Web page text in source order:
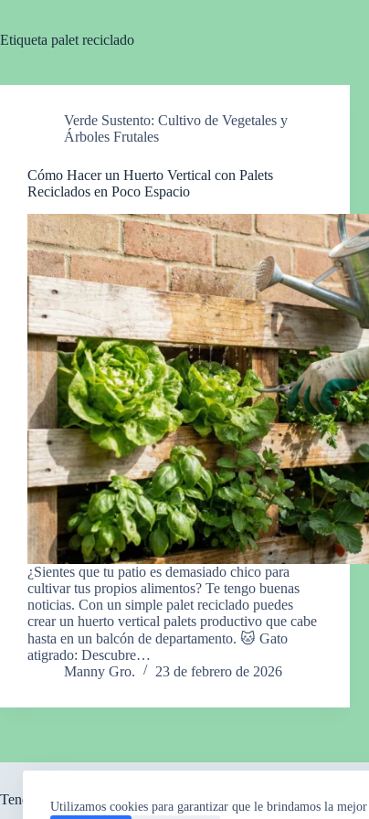
Utilizamos cookies para garantizar que le brindamos la
Etiqueta palet reciclado
Verde Sustento: Cultivo de Vegetales y
Árboles Frutales
Cómo Hacer un Huerto Vertical con Palets
Reciclados en Poco Espacio
¿Sientes que tu patio es demasiado chico para
cultivar tus propios alimentos? Te tengo buenas
noticias. Con un simple palet reciclado puedes
crear un huerto vertical palets productivo que cabe
hasta en un balcón de departamento. 🐱 Gato
atigrado: Descubre…
Manny Gro.
23 de febrero de 2026
Tendencia ahora